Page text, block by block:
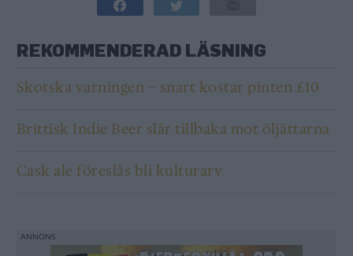
REKOMMENDERAD LÄSNING
Skotska varningen – snart kostar pinten £10
Brittisk Indie Beer slår tillbaka mot öljättarna
Cask ale föreslås bli kulturarv